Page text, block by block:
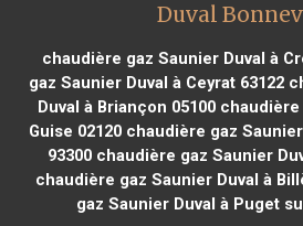
Duval
chaudière gaz Saunier Duval à
gaz Saunier Duval à Ceyrat 63122
Duval à Briançon 05100 chaudière
Guise 02120 chaudière gaz
93300chaudière gaz Saunier
chaudière gaz Saunier Duval à
gaz Saunier Duval à Puget